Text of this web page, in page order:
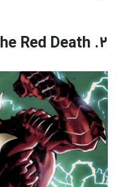
۲. The Red Death